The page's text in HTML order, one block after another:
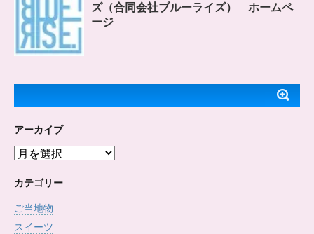
ズ（合同会社ブルーライズ） ホームペ
ージ
アーカイブ
ア
カ
ブ
カテゴリー
ご当地物
スイーツ